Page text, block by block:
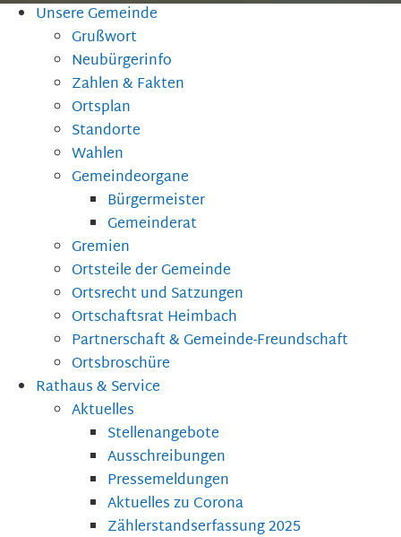
Unsere Gemeinde
Grußwort
Neubürgerinfo
Zahlen & Fakten
Ortsplan
Standorte
Wahlen
Gemeindeorgane
Bürgermeister
Gemeinderat
Gremien
Ortsteile der Gemeinde
Ortsrecht und Satzungen
Ortschaftsrat Heimbach
Partnerschaft & Gemeinde-Freundschaft
Ortsbroschüre
Rathaus & Service
Aktuelles
Stellenangebote
Ausschreibungen
Pressemeldungen
Aktuelles zu Corona
Zählerstandserfassung 2025